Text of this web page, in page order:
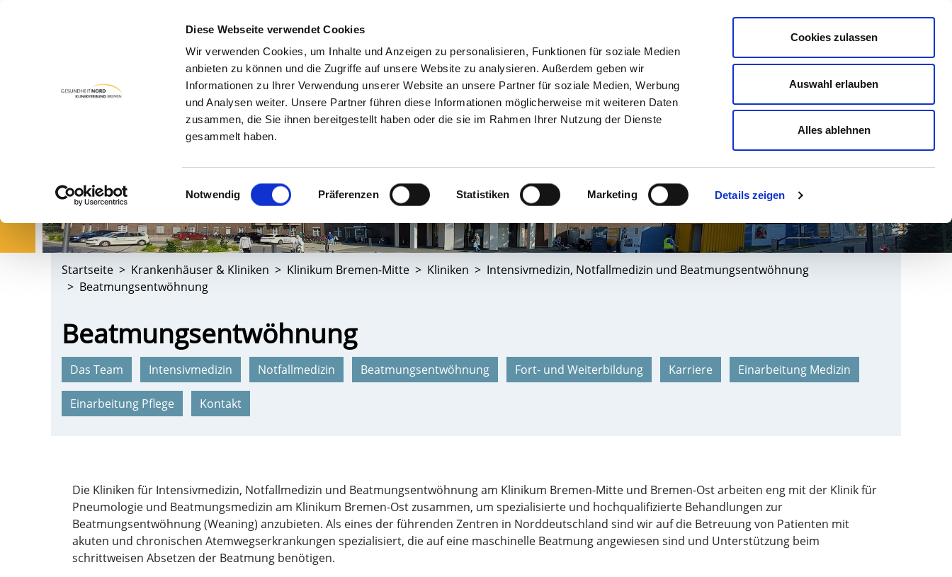
Diese Webseite verwendet Cookies
Wir verwenden Cookies, um Inhalte und Anzeigen zu personalisieren, Funktionen für soziale Medien
anbieten zu können und die Zugriffe auf unsere Website zu analysieren. Außerdem geben wir
Informationen zu Ihrer Verwendung unserer Website an unsere Partner für soziale Medien, Werbung
und Analysen weiter. Unsere Partner führen diese Informationen möglicherweise mit weiteren Daten
zusammen, die Sie ihnen bereitgestellt haben oder die sie im Rahmen Ihrer Nutzung der Dienste
gesammelt haben.
Einwilligungsauswahl
Notwendig Präferenzen Statistiken Marketing Details zeigen
Cookies zulassen
Auswahl erlauben
Alles ablehnen
Leichte Sprache Kontrast
PATIENT & BESUCHER KRANKENHÄUSER & KLINIKEN KARRIERE & AUSBILDUNG GESUNDHEIT NORD Suche
Startseite Krankenhäuser & Kliniken Klinikum Bremen-Mitte Kliniken
Intensivmedizin, Notfallmedizin und Beatmungsentwöhnung
Beatmungsentwöhnung
Beatmungsentwöhnung
Das Team Intensivmedizin Notfallmedizin Beatmungsentwöhnung Fort- und Weiterbildung Karriere Einarbeitung Medizin
Einarbeitung Pflege Kontakt
Die Kliniken für Intensivmedizin, Notfallmedizin und Beatmungsentwöhnung am Klinikum Bremen-Mitte und Bremen-Ost arbeiten eng mit der Klinik für
Pneumologie und Beatmungsmedizin am Klinikum Bremen-Ost zusammen, um spezialisierte und hochqualifizierte Behandlungen zur
Beatmungsentwöhnung (Weaning) anzubieten. Als eines der führenden Zentren in Norddeutschland sind wir auf die Betreuung von Patienten mit
akuten und chronischen Atemwegserkrankungen spezialisiert, die auf eine maschinelle Beatmung angewiesen sind und Unterstützung beim
schrittweisen Absetzen der Beatmung benötigen.